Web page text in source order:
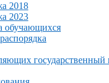
2018
2023
обучающихся